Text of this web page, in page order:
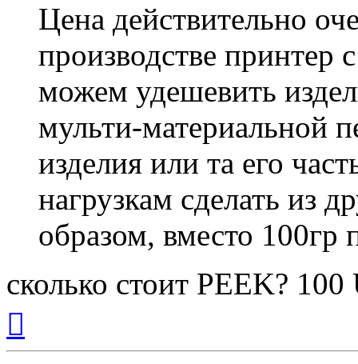
Цена действительно
производстве принтер
можем удешевить
мульти-материальной
изделия или та его
нагрузкам сделать из
образом, вместо 100гр
сколько стоит PEEK?
началу